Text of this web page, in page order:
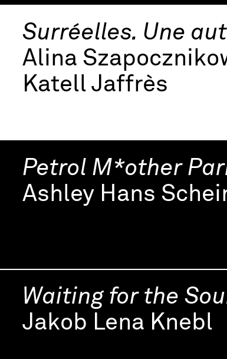
Surréelles. Une
Alina
Katell Jaffrès
Petrol M*other
Ashley Hans
Waiting for the
Jakob Lena Knebl